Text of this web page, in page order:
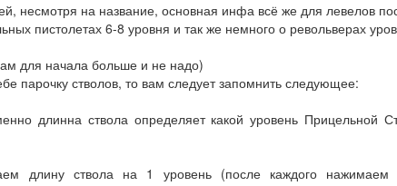
несмотря на название, основная инфа всё же для левелов
пистолетах 6-8 уровня и так же немного о револьверах
для начала больше и не надо)
парочку стволов, то вам следует запомнить следующее:
длинна ствола определяет какой уровень Прицельной
длину ствола на 1 уровень (после каждого нажимаем